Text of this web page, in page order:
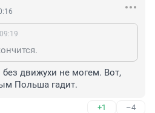
движухи не могем. Вот,
Польша гадит.
+1 –4